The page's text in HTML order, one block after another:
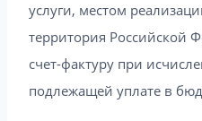
услуги, местом
территория Российской
счет-фактуру при
подлежащей уплате в